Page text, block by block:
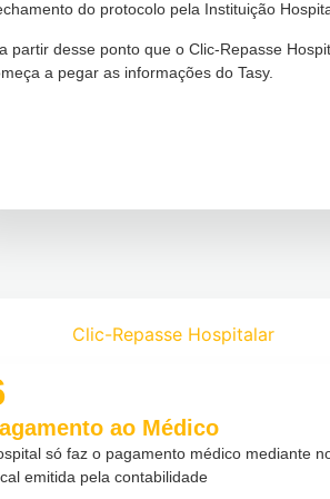
do protocolo pela Instituição
partir desse ponto que o Clic-Repasse
a pegar as informações do Tasy.
Clic-Repasse Hospitalar
ao Médico
só faz o pagamento médico mediante
emitida pela contabilidade